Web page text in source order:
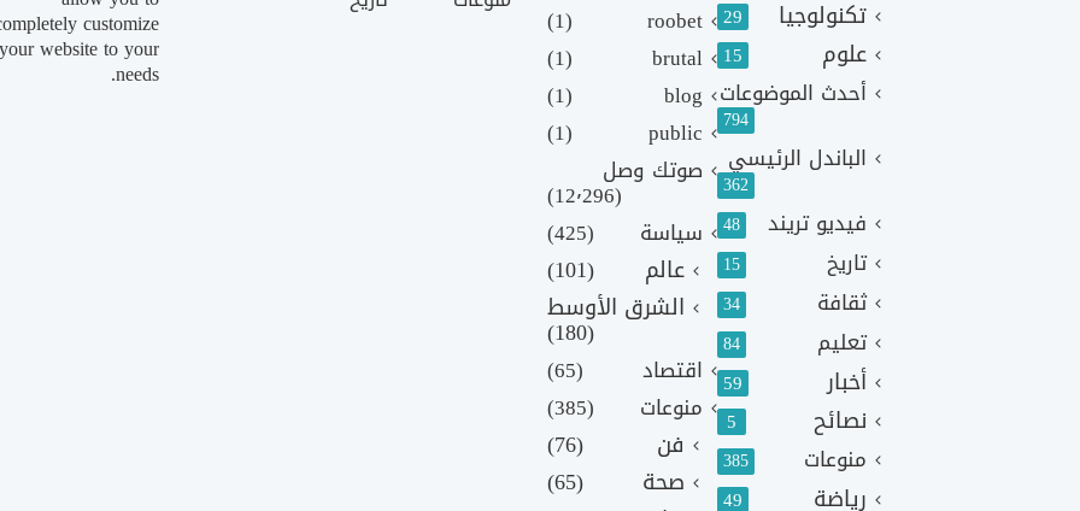
تكنولوجيا 29
علوم 15
أحدث الموضوعات
794
الباندل الرئيسي
362
فيديو تريند 48
تاريخ 15
ثقافة 34
تعليم 84
أخبار 59
نصائح 5
منوعات 385
رياضة 49
roobet
(1)
brutal
(1)
blog
(1)
public
(1)
صوتك وصل
(12٬296)
سياسة
(425)
عالم
(101)
الشرق الأوسط
(180)
اقتصاد
(65)
منوعات
(385)
فن
(76)
صحة
(65)
customize
your website to your
needs.